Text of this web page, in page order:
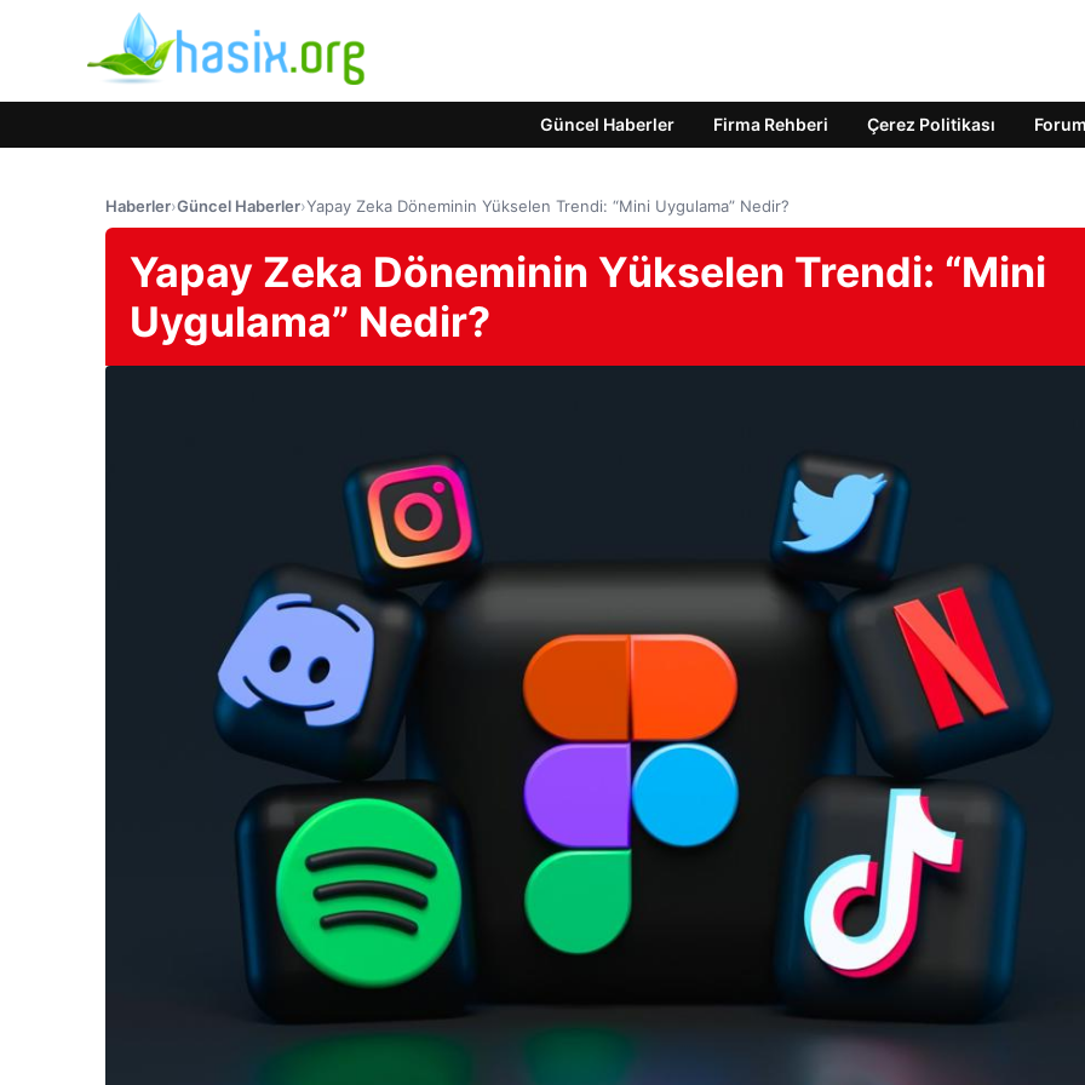
Güncel Haberler Firma Rehberi Çerez Politikası Forum
Haberler›Güncel Haberler›Yapay Zeka Döneminin Yükselen Trendi: “Mini Uygulama” Nedir?
Yapay Zeka Döneminin Yükselen Trendi: “Mini
Uygulama” Nedir?